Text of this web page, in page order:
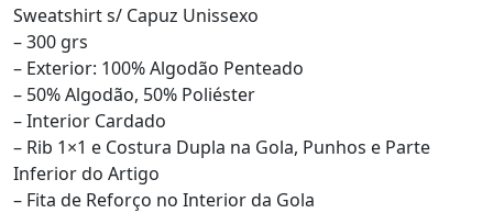
Sweatshirt s/ Capuz Unissexo
– 300 grs
– Exterior: 100% Algodão Penteado
– 50% Algodão, 50% Poliéster
– Interior Cardado
– Rib 1×1 e Costura Dupla na Gola, Punhos e Parte
Inferior do Artigo
– Fita de Reforço no Interior da Gola